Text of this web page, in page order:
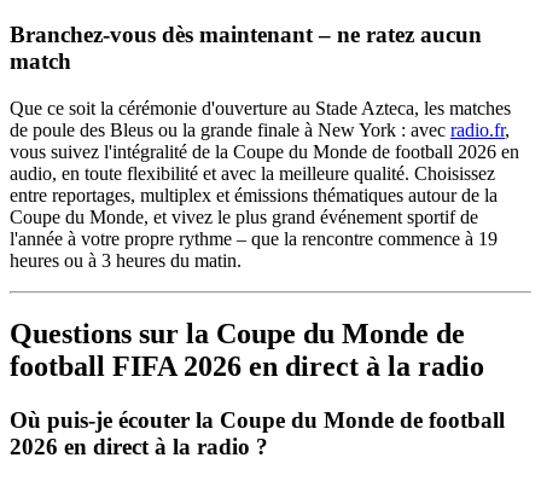
Branchez-vous dès maintenant – ne ratez aucun
match
Que ce soit la cérémonie d'ouverture au Stade Azteca, les matches
de poule des Bleus ou la grande finale à New York : avec radio.fr,
vous suivez l'intégralité de la Coupe du Monde de football 2026 en
audio, en toute flexibilité et avec la meilleure qualité. Choisissez
entre reportages, multiplex et émissions thématiques autour de la
Coupe du Monde, et vivez le plus grand événement sportif de
l'année à votre propre rythme – que la rencontre commence à 19
heures ou à 3 heures du matin.
Questions sur la Coupe du Monde de
football FIFA 2026 en direct à la radio
Où puis-je écouter la Coupe du Monde de football
2026 en direct à la radio ?